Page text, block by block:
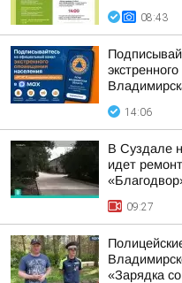
08:43
14:06
В Суздале
идет
09:27
«Зарядка